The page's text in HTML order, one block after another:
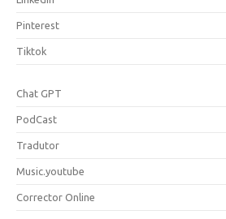
Pinterest
Tiktok
Chat GPT
PodCast
Tradutor
Music.youtube
Corrector Online